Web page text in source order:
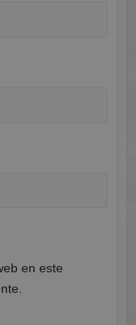
en este